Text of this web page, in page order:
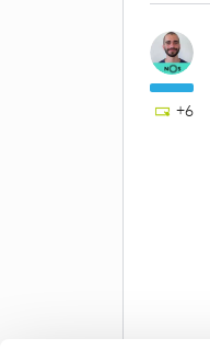
+6